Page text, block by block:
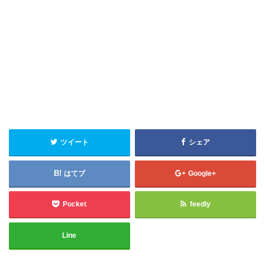
ツイート シェア
はてブ Google+
Pocket feedly
Line